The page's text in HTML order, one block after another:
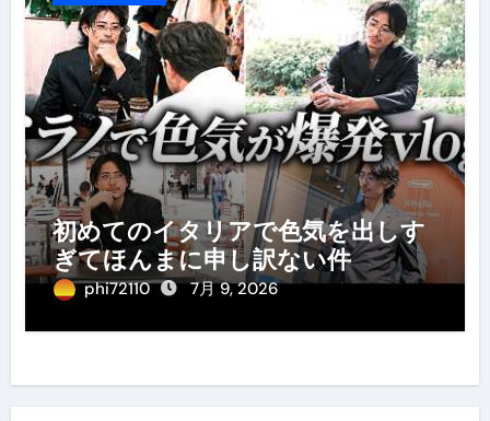
初めてのイタリアで色気を出しす
ぎてほんまに申し訳ない件
phi72110 7月 9, 2026